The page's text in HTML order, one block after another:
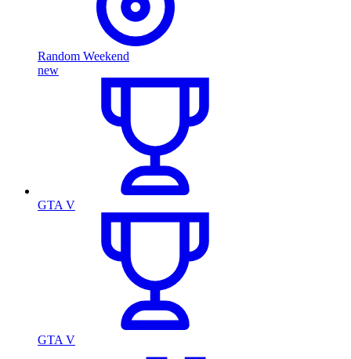
Random Weekend
new
GTA V
GTA V